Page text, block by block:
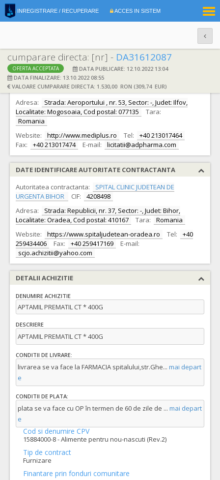
INREGISTRARE / RECUPERARE ACCES IN SISTEM
cumparare directa: [nr] - DA31612087
OFERTA ACCEPTATA
DATA PUBLICARE: 12.10.2022 13:04
DATA FINALIZARE: 13.10.2022 08:55
VALOARE CUMPARARE DIRECTA: 1.530,00 RON (309,74 EUR)
DATE IDENTIFICARE OFERTANT
Ofertant: S.C. MEDIPLUS EXIM S.R.L. CIF: 9311280
Adresa:
Strada: Aeroportului , nr. 53, Sector: -, Judet: Ilfov,
Localitate: Mogosoaia, Cod postal: 077135
Tara:
Romania
Website:
http://www.mediplus.ro Tel:
+40 213017464
Fax:
+40 213017474 E-mail: licitatii@adpharma.com
DATE IDENTIFICARE AUTORITATE CONTRACTANTA
Autoritatea contractanta:
SPITAL CLINIC JUDETEAN DE
URGENTA BIHOR
CIF:
4208498
Adresa:
Strada: Republicii, nr. 37, Sector: -, Judet: Bihor,
Localitate: Oradea, Cod postal: 410167
Tara:
Romania
Website:
https://www.spitaljudetean-oradea.ro Tel:
+40
259434406
Fax: +40 259417169
E-mail:
scjo.achizitii@yahoo.com
DETALII ACHIZITIE
DENUMIRE ACHIZITIE
APTAMIL PREMATIL CT * 400G
DESCRIERE
APTAMIL PREMATIL CT * 400G
CONDITII DE LIVRARE:
livrarea se va face la FARMACIA spitalului,str.Ghe... mai depart
e
CONDITII DE PLATA:
plata se va face cu OP în termen de 60 de zile de ... mai depart
e
Cod si denumire CPV
15884000-8 - Alimente pentru nou-nascuti (Rev.2)
Tip de contract
Furnizare
Finantare prin fonduri comunitare